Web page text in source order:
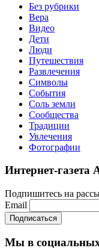
Без рубрики
Вера
Видео
Дети
Люди
Путешествия
Развлечения
Символы
События
Соль земли
Сообщества
Традиции
Увлечения
Фотографии
Интернет-газета
Подпишитесь на
Email
Мы в социальных